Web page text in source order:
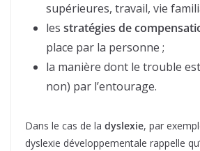
supérieures, travail, vie
les stratégies de
place par la personne ;
la manière dont le trouble
non) par l’entourage.
Dans le cas de la dyslexie, par
dyslexie développementale rappelle